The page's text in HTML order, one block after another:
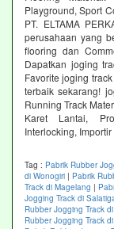
Playground, Sport
PT. ELTAMA
perusahaan yang
flooring dan
Dapatkan joging
Favorite joging
terbaik sekarang!
Running Track
Karet Lantai,
Interlocking,
Tag : Pabrik Rubber
di Wonogiri | Pabrik
Track di Magelang |
Jogging Track di
Rubber Jogging Track
Rubber Jogging Track